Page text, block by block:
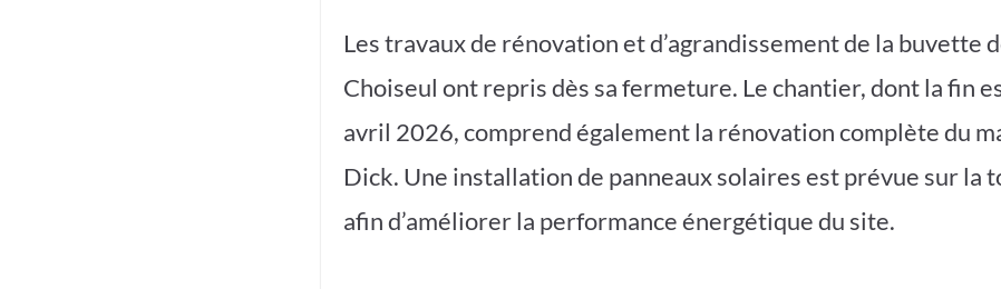
Les travaux de rénovation et d’agrandissement de la buvette
Choiseul ont repris dès sa fermeture. Le chantier, dont la fin
avril 2026, comprend également la rénovation complète du
Dick. Une installation de panneaux solaires est prévue sur la
afin d’améliorer la performance énergétique du site.